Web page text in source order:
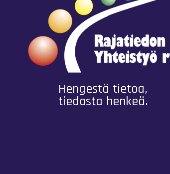
Hengestä tietoa,
tiedosta henkeä.